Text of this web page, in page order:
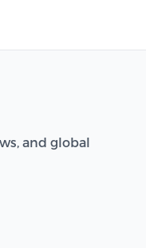
and global